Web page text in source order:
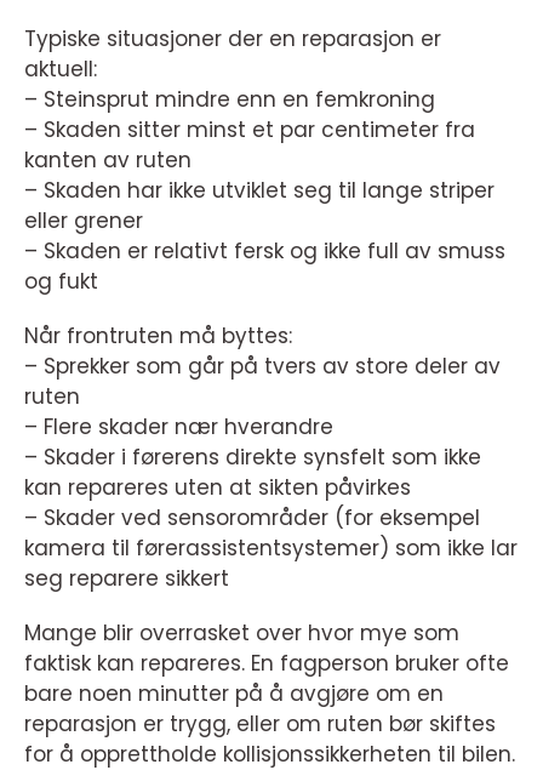
Typiske situasjoner der en reparasjon er
aktuell:
– Steinsprut mindre enn en femkroning
– Skaden sitter minst et par centimeter fra
kanten av ruten
– Skaden har ikke utviklet seg til lange striper
eller grener
– Skaden er relativt fersk og ikke full av smuss
og fukt
Når frontruten må byttes:
– Sprekker som går på tvers av store deler av
ruten
– Flere skader nær hverandre
– Skader i førerens direkte synsfelt som ikke
kan repareres uten at sikten påvirkes
– Skader ved sensorområder (for eksempel
kamera til førerassistentsystemer) som ikke lar
seg reparere sikkert
Mange blir overrasket over hvor mye som
faktisk kan repareres. En fagperson bruker ofte
bare noen minutter på å avgjøre om en
reparasjon er trygg, eller om ruten bør skiftes
for å opprettholde kollisjonssikkerheten til bilen.